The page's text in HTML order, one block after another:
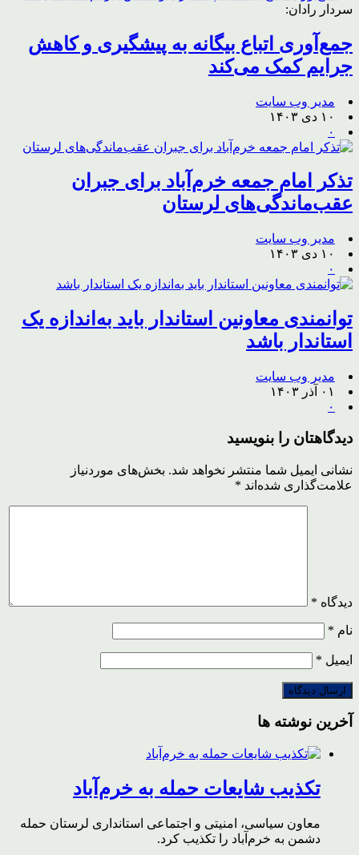
سردار رادان:
جمع‌آوری اتباع بیگانه به پیشگیری و کاهش
جرایم کمک می‌کند
مدیر وب سایت
۱۰ دی ۱۴۰۳
۰
تذکر امام جمعه خرم‌آباد برای جبران
عقب‌ماندگی‌های لرستان‌
مدیر وب سایت
۱۰ دی ۱۴۰۳
۰
توانمندی معاونین استاندار باید به‌اندازه یک
استاندار باشد
مدیر وب سایت
۰۱ آذر ۱۴۰۳
۰
دیدگاهتان را بنویسید
نشانی ایمیل شما منتشر نخواهد شد. بخش‌های موردنیاز
علامت‌گذاری شده‌اند *
دیدگاه *
نام *
ایمیل *
آخرین نوشته ها
تکذیب شایعات حمله به خرم‌آباد
معاون سیاسی، امنیتی و اجتماعی استانداری لرستان حمله
دشمن به خرم‌آباد را تکذیب کرد.